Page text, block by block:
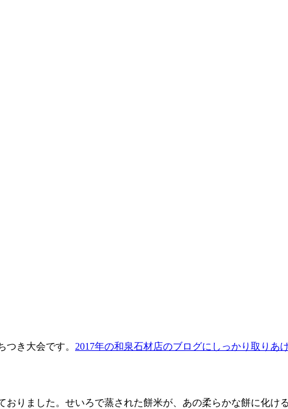
き大会です。 2017年の和泉石材店のブログにしっかり取りあ
りました。せいろで蒸された餅米が、あの柔らかな餅に化け